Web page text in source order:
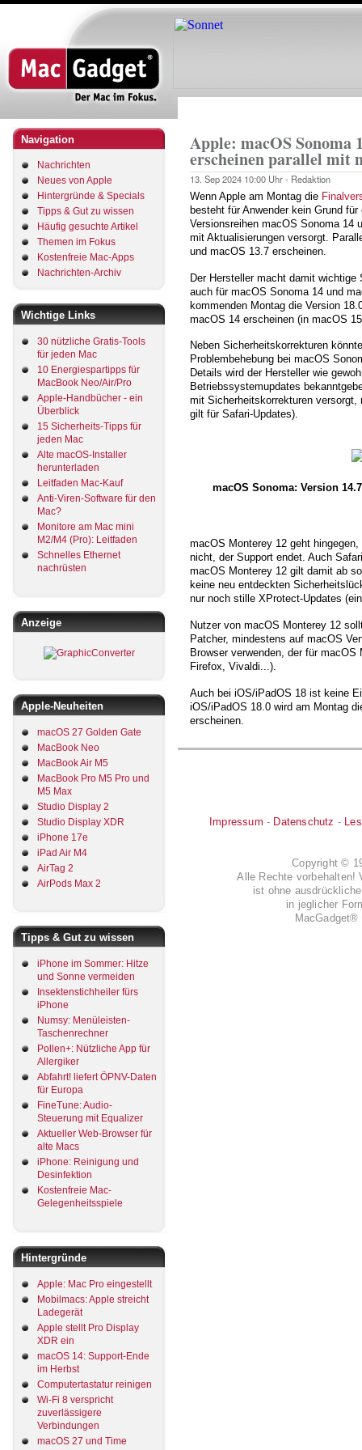
Direkt
zum
Navigation
Nachrichten
Neues von Apple
Hintergründe & Specials
Tipps & Gut zu wissen
Häufig gesuchte Artikel
Themen im Fokus
Kostenfreie Mac-Apps
Nachrichten-Archiv
Wichtige Links
30 nützliche Gratis-Tools
für jeden Mac
10 Energiespartipps für
MacBook Neo/Air/Pro
Apple-Handbücher - ein
Überblick
15 Sicherheits-Tipps für
jeden Mac
Alte macOS-Installer
herunterladen
Leitfaden Mac-Kauf
Anti-Viren-Software für den
Mac?
Monitore am Mac mini
M2/M4 (Pro): Leitfaden
Schnelles Ethernet
nachrüsten
Anzeige
Apple-Neuheiten
macOS 27 Golden Gate
MacBook Neo
MacBook Air M5
MacBook Pro M5 Pro und
M5 Max
Studio Display 2
Studio Display XDR
iPhone 17e
iPad Air M4
AirTag 2
AirPods Max 2
Tipps & Gut zu wissen
iPhone im Sommer: Hitze
und Sonne vermeiden
Insektenstichheiler fürs
iPhone
Numsy: Menüleisten-
Taschenrechner
Pollen+: Nützliche App für
Allergiker
Abfahrt! liefert ÖPNV-Daten
für Europa
FineTune: Audio-
Steuerung mit Equalizer
Aktueller Web-Browser für
alte Macs
iPhone: Reinigung und
Desinfektion
Kostenfreie Mac-
Gelegenheitsspiele
Hintergründe
Apple: Mac Pro eingestellt
Mobilmacs: Apple streicht
Ladegerät
Apple stellt Pro Display
XDR ein
macOS 14: Support-Ende
im Herbst
Computertastatur reinigen
Wi-Fi 8 verspricht
zuverlässigere
Verbindungen
macOS 27 und Time
Apple: macOS Sonoma
erscheinen parallel mit
13. Sep 2024 10:00 Uhr - Redaktion
Wenn Apple am Montag die
besteht für Anwender kein Grund
Versionsreihen macOS Sonoma 14
mit Aktualisierungen versorgt.
und macOS 13.7 erscheinen.
Der Hersteller macht damit
auch für macOS Sonoma 14 und
kommenden Montag die Version
macOS 14 erscheinen (in macOS
Neben Sicherheitskorrekturen
Problembehebung bei macOS
Details wird der Hersteller wie
Betriebssystemupdates
mit Sicherheitskorrekturen
gilt für Safari-Updates).
macOS Sonoma: Version
macOS Monterey 12 geht hingegen,
nicht, der Support endet. Auch
macOS Monterey 12 gilt damit ab
keine neu entdeckten
nur noch stille XProtect-Updates
Nutzer von macOS Monterey 12
Patcher, mindestens auf macOS
Browser verwenden, der für
Firefox, Vivaldi...).
Auch bei iOS/iPadOS 18 ist keine
iOS/iPadOS 18.0 wird am Montag
erscheinen.
Impressum - Datenschutz -
Copyright ©
Alle Rechte vorbehalten!
ist ohne
in jeglicher
MacGadget®